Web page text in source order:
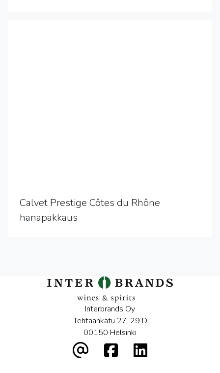
Calvet Prestige Côtes du Rhône
hanapakkaus
Interbrands Oy
Tehtaankatu 27-29 D
00150 Helsinki